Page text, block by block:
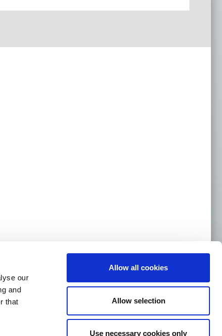
our
and
that
Allow all cookies
Allow selection
Use necessary cookies only